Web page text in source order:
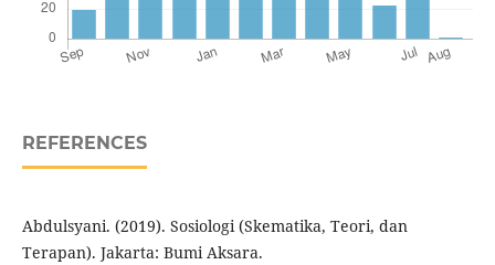
REFERENCES
Abdulsyani. (2019). Sosiologi (Skematika, Teori, dan
Terapan). Jakarta: Bumi Aksara.